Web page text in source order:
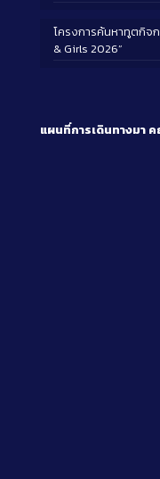
โครงการค้นหาทูตกิจ
& Girls 2026”
แผนที่การเดินทางมา ค